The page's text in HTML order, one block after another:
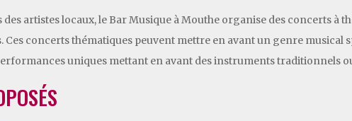
des artistes locaux, le Bar Musique à Mouthe organise des concerts
Ces concerts thématiques peuvent mettre en avant un genre
uniques mettant en avant des instruments traditionnels